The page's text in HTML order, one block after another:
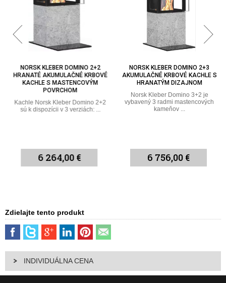
NORSK KLEBER DOMINO 2+2
HRANATÉ AKUMULAČNÉ KRBOVÉ
KACHLE S MASTENCOVÝM
POVRCHOM
Kachle Norsk Kleber Domino 2+2
sú k dispozícii v 3 verziách: ...
6 264,00 €
NORSK KLEBER DOMINO 2+3
AKUMULAČNÉ KRBOVÉ KACHLE S
HRANATÝM DIZAJNOM
Norsk Kleber Domino 3+2 je
vybavený 3 radmi mastencových
kameňov ...
6 756,00 €
Zdielajte tento produkt
INDIVIDUÁLNA CENA